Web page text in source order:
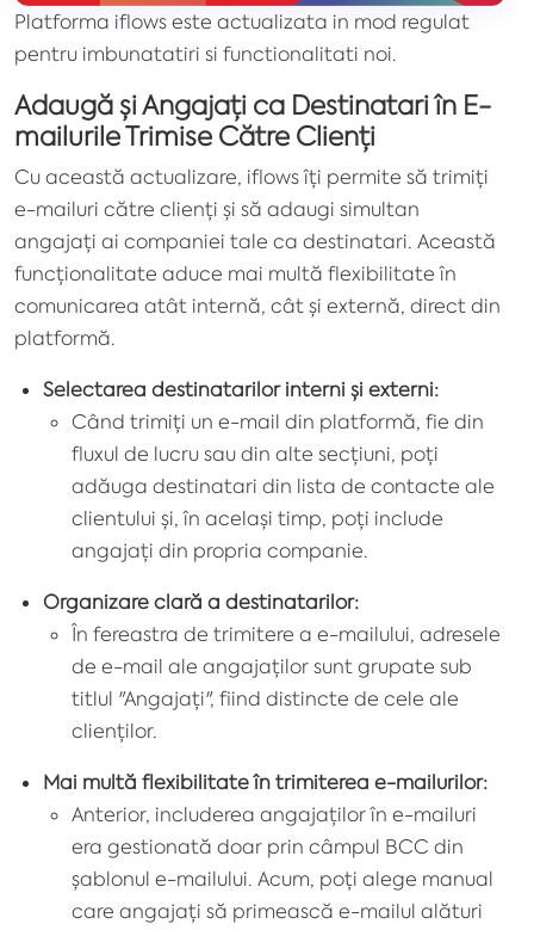
Platforma iflows este actualizata in mod regulat
pentru imbunatatiri si functionalitati noi.
Adaugă și Angajați ca Destinatari în E-
mailurile Trimise Către Clienți
Cu această actualizare, iflows îți permite să trimiți
e-mailuri către clienți și să adaugi simultan
angajați ai companiei tale ca destinatari. Această
funcționalitate aduce mai multă flexibilitate în
comunicarea atât internă, cât și externă, direct din
platformă.
Selectarea destinatarilor interni și externi:
Când trimiți un e-mail din platformă, fie din
fluxul de lucru sau din alte secțiuni, poți
adăuga destinatari din lista de contacte ale
clientului și, în același timp, poți include
angajați din propria companie.
Organizare clară a destinatarilor:
În fereastra de trimitere a e-mailului, adresele
de e-mail ale angajaților sunt grupate sub
titlul "Angajați", fiind distincte de cele ale
clienților.
Mai multă flexibilitate în trimiterea e-mailurilor:
Anterior, includerea angajaților în e-mailuri
era gestionată doar prin câmpul BCC din
șablonul e-mailului. Acum, poți alege manual
care angajați să primească e-mailul alături